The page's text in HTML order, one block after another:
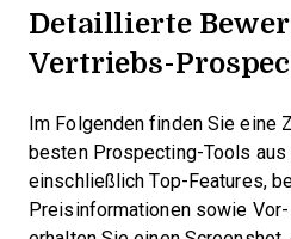
Detaillierte
Vertriebs-
Im Folgenden finden Sie eine
besten Prospecting-Tools
einschließlich Top-Features,
Preisinformationen sowie